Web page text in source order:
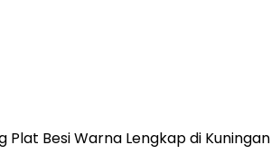
Plat Besi Warna Lengkap di Kuningan